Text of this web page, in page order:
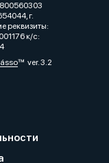
г.
реквизиты:
к/с:
ver. 3.2